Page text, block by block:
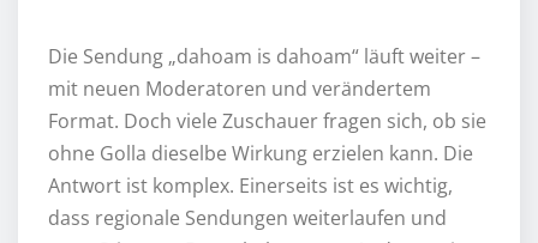
Die Sendung „dahoam is dahoam“ läuft weiter –
mit neuen Moderatoren und verändertem
Format. Doch viele Zuschauer fragen sich, ob sie
ohne Golla dieselbe Wirkung erzielen kann. Die
Antwort ist komplex. Einerseits ist es wichtig,
dass regionale Sendungen weiterlaufen und